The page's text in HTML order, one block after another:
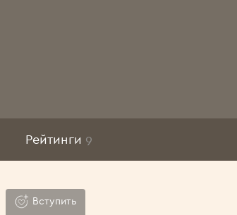
Рейтинги 9
Вступить